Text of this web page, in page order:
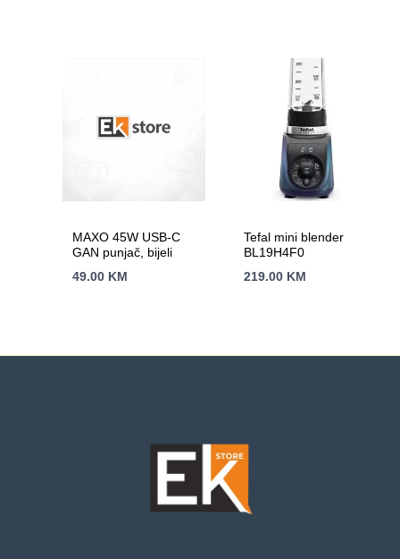
MAXO 45W USB-C
GAN punjač, bijeli
49.00 KM
Tefal mini blender
BL19H4F0
219.00 KM